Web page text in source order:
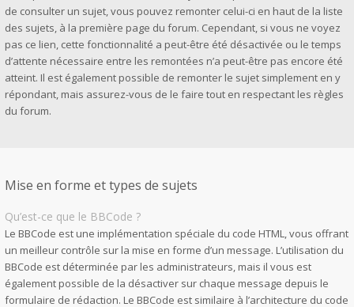
de consulter un sujet, vous pouvez remonter celui-ci en haut de la liste
des sujets, à la première page du forum. Cependant, si vous ne voyez
pas ce lien, cette fonctionnalité a peut-être été désactivée ou le temps
d’attente nécessaire entre les remontées n’a peut-être pas encore été
atteint. Il est également possible de remonter le sujet simplement en y
répondant, mais assurez-vous de le faire tout en respectant les règles
du forum.
Mise en forme et types de sujets
Qu’est-ce que le BBCode ?
Le BBCode est une implémentation spéciale du code HTML, vous offrant
un meilleur contrôle sur la mise en forme d’un message. L’utilisation du
BBCode est déterminée par les administrateurs, mais il vous est
également possible de la désactiver sur chaque message depuis le
formulaire de rédaction. Le BBCode est similaire à l’architecture du code